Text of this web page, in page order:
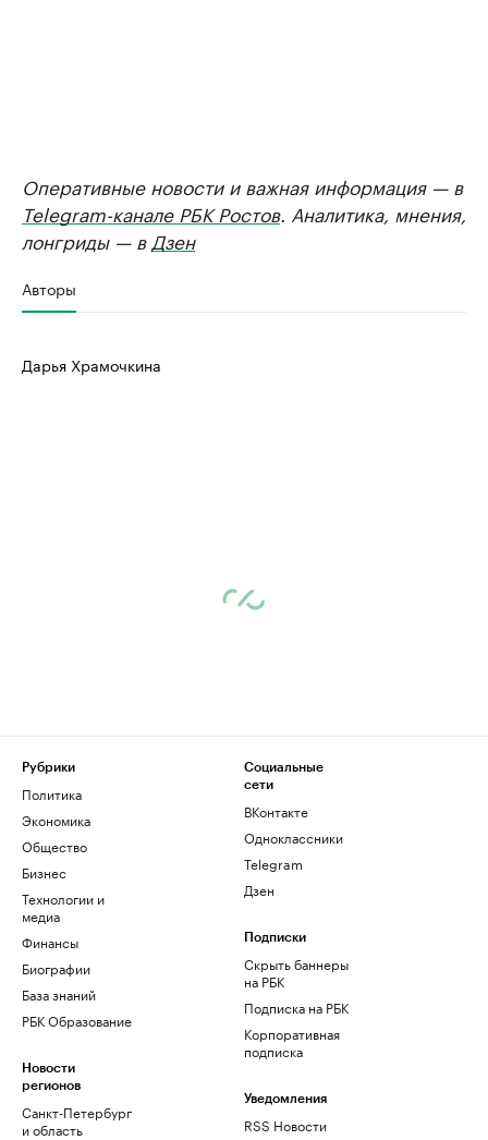
Оперативные новости и важная информация — в
Telegram-канале РБК Ростов. Аналитика, мнения,
лонгриды — в Дзен
Авторы
Дарья Храмочкина
Рубрики
Политика
Экономика
Общество
Бизнес
Технологии и
медиа
Финансы
Биографии
База знаний
РБК Образование
Новости
регионов
Санкт-Петербург
и область
Социальные
сети
ВКонтакте
Одноклассники
Telegram
Дзен
Подписки
Скрыть баннеры
на РБК
Подписка на РБК
Корпоративная
подписка
Уведомления
RSS Новости